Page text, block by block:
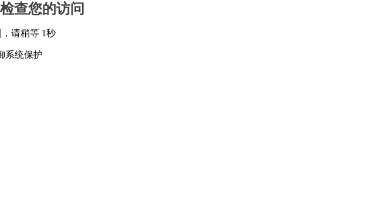
查您的访问
请稍等 1秒
系统保护